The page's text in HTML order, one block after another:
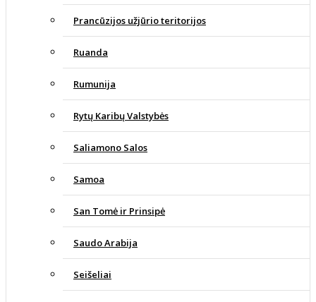
Prancūzijos užjūrio teritorijos
Ruanda
Rumunija
Rytų Karibų Valstybės
Saliamono Salos
Samoa
San Tomė ir Prinsipė
Saudo Arabija
Seišeliai